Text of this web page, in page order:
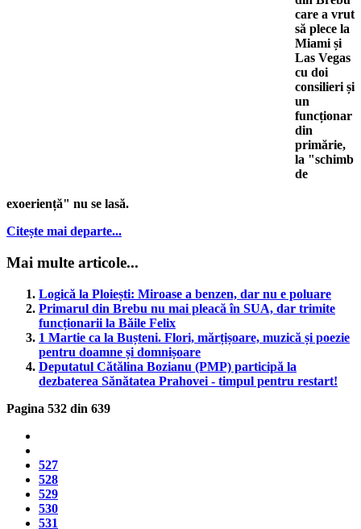
care a vrut
să plece la
Miami și
Las Vegas
cu doi
consilieri și
un
funcționar
din
primărie,
la "schimb
de
exoeriență" nu se lasă.
Citește mai departe...
Mai multe articole...
Logică la Ploiești: Miroase a benzen, dar nu e poluare
Primarul din Brebu nu mai pleacă în SUA, dar trimite
funcționarii la Băile Felix
1 Martie ca la Bușteni. Flori, mărțișoare, muzică și poezie
pentru doamne și domnișoare
Deputatul Cătălina Bozianu (PMP) participă la
dezbaterea Sănătatea Prahovei - timpul pentru restart!
Pagina 532 din 639
527
528
529
530
531